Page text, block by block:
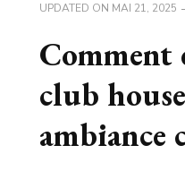
UPDATED ON MAI 21, 2025
Comment
club
ambiance